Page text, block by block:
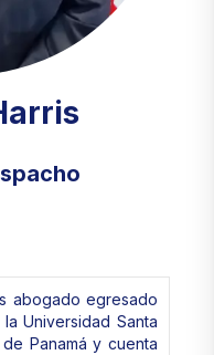
abogado egresado
Universidad Santa
Panamá y cuenta